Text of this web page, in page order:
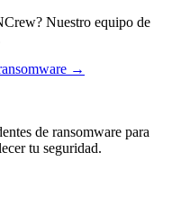
? Nuestro equipo de
→
de ransomware para
tu seguridad.